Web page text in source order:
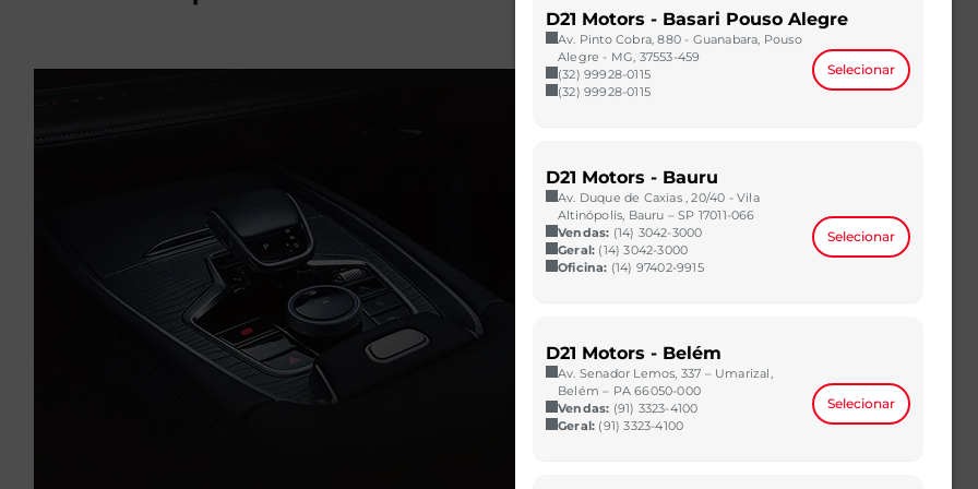
D21 Motors - Basari Pouso Alegre
Av. Pinto Cobra, 880 - Guanabara, Pouso
Alegre - MG, 37553-459
(32) 99928-0115
(32) 99928-0115
Selecionar
D21 Motors - Bauru
Av. Duque de Caxias , 20/40 - Vila
Altinópolis, Bauru – SP 17011-066
Vendas: (14) 3042-3000
Geral: (14) 3042-3000
Oficina: (14) 97402-9915
Selecionar
D21 Motors - Belém
Av. Senador Lemos, 337 – Umarizal,
Belém – PA 66050-000
Vendas: (91) 3323-4100
Geral: (91) 3323-4100
Selecionar